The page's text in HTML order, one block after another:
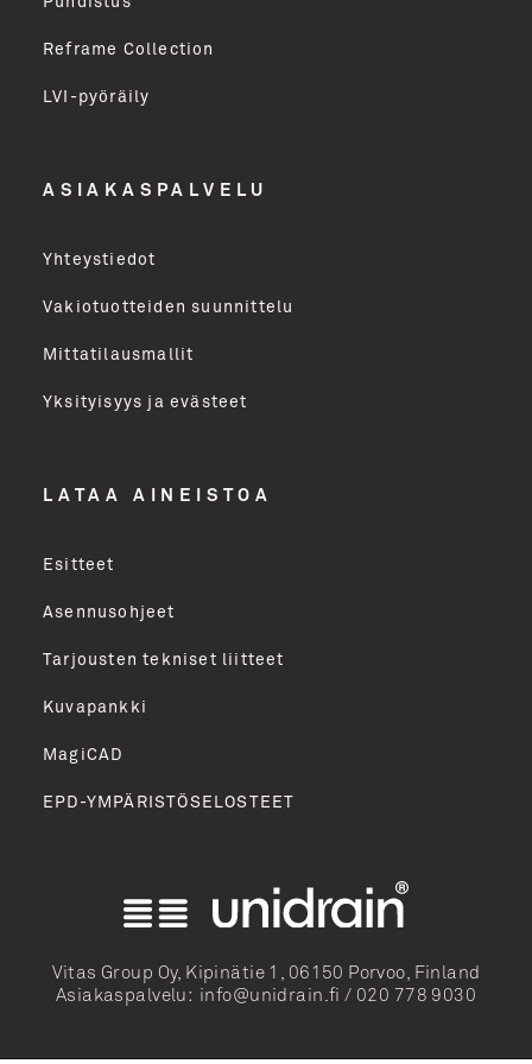
Svenska
Deutsch
Etunimi
Yritys
LÄHETÄ
Reframe Collection
LVI-pyöräily
ASIAKASPALVELU
Yhteystiedot
Vakiotuotteiden suunnittelu
Mittatilausmallit
Yksityisyys ja evästeet
LATAA AINEISTOA
Esitteet
Asennusohjeet
Tarjousten tekniset liitteet
Kuvapankki
MagiCAD
EPD-YMPÄRISTÖSELOSTEET
Vitas Group Oy, Kipinätie 1, 06150 Porvoo, Finland
Asiakaspalvelu: info@unidrain.fi / 020 778 9030